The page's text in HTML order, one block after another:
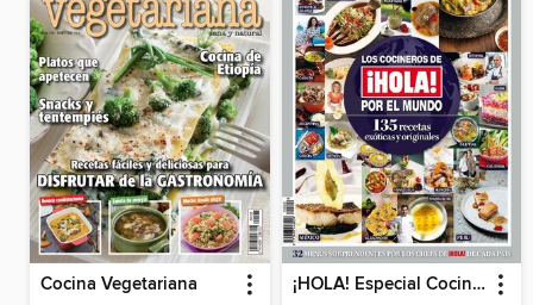
Cocina Vegetariana ¡HOLA! Especial Cocina Internacional